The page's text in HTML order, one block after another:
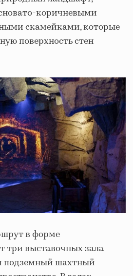
коричневыми
скамейками, которые
поверхность стен
в форме
три выставочных зала
подземный шахтный